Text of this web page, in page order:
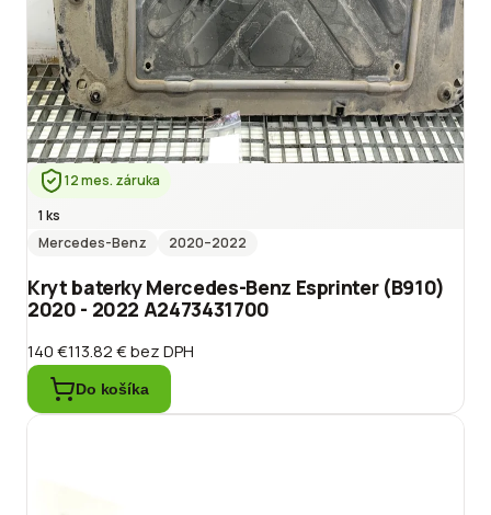
12 mes. záruka
1 ks
Mercedes-Benz
2020–2022
Kryt baterky Mercedes-Benz Esprinter (B910)
2020 - 2022 A2473431700
140 €113.82 €bez DPH
Do košíka